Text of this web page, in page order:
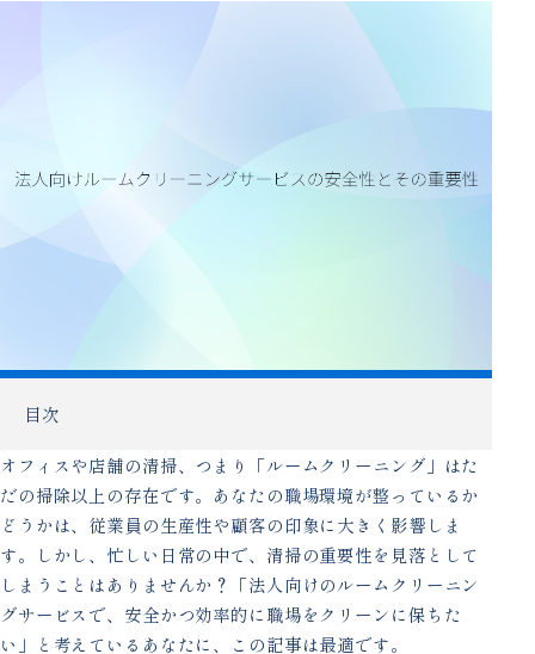
目次
オフィスや店舗の清掃、つまり「ルームクリーニング」はた
だの掃除以上の存在です。あなたの職場環境が整っているか
どうかは、従業員の生産性や顧客の印象に大きく影響しま
す。しかし、忙しい日常の中で、清掃の重要性を見落として
しまうことはありませんか？「法人向けのルームクリーニン
グサービスで、安全かつ効率的に職場をクリーンに保ちた
い」と考えているあなたに、この記事は最適です。